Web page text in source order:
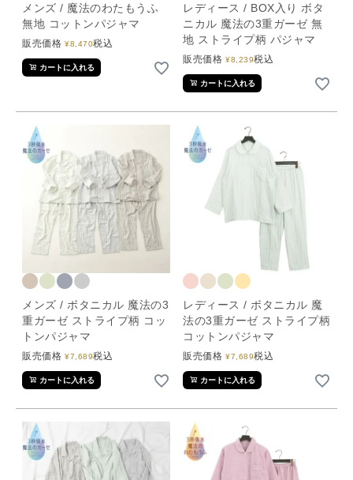
メンズ / 魔法のわたもうふ
無地 コットンパジャマ
販売価格 ¥8,470税込
カートに入れる
レディース / BOX入り ボタ
ニカル 魔法の3重ガーゼ 無
地 ストライプ柄 パジャマ
販売価格 ¥8,239税込
カートに入れる
メンズ / ボタニカル 魔法の3
重ガーゼ ストライプ柄 コッ
トンパジャマ
販売価格 ¥7,689税込
カートに入れる
レディース / ボタニカル 魔
法の3重ガーゼ ストライプ柄
コットンパジャマ
販売価格 ¥7,689税込
カートに入れる